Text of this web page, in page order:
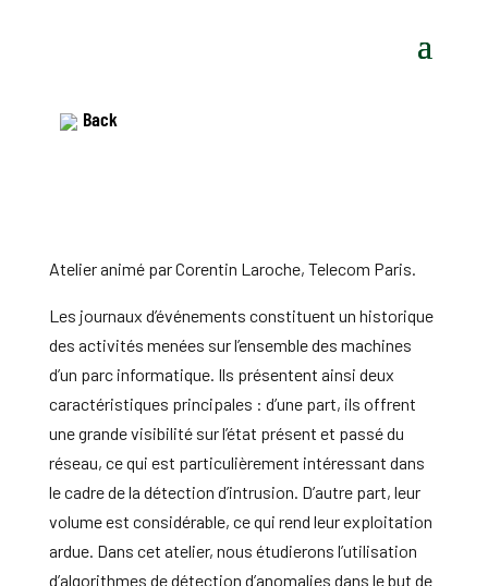
Back
Atelier animé par Corentin Laroche, Telecom Paris.
Les journaux d’événements constituent un historique
des activités menées sur l’ensemble des machines
d’un parc informatique. Ils présentent ainsi deux
caractéristiques principales : d’une part, ils offrent
une grande visibilité sur l’état présent et passé du
réseau, ce qui est particulièrement intéressant dans
le cadre de la détection d’intrusion. D’autre part, leur
volume est considérable, ce qui rend leur exploitation
ardue. Dans cet atelier, nous étudierons l’utilisation
d’algorithmes de détection d’anomalies dans le but de